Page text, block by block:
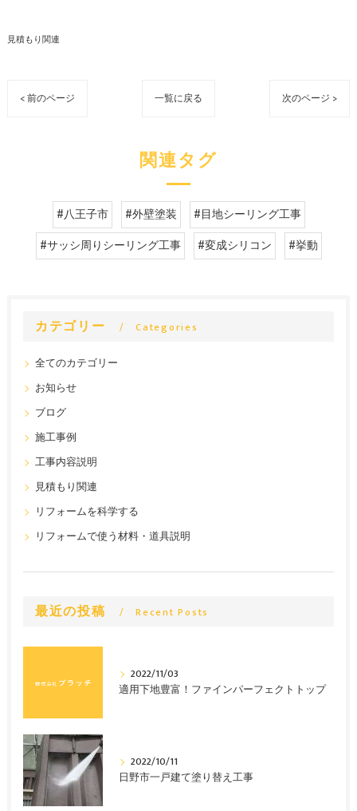
見積もり関連
< 前のページ 一覧に戻る 次のページ >
関連タグ
#八王子市 #外壁塗装
#目地シーリング工事
#サッシ周りシーリング工事
#変成シリコン #挙動
カテゴリー Categories
全てのカテゴリー
お知らせ
ブログ
施工事例
工事内容説明
見積もり関連
リフォームを科学する
リフォームで使う材料・道具説明
最近の投稿 Recent Posts
2022/11/03
適用下地豊富！ファインパーフェクトトップ
2022/10/11
日野市一戸建て塗り替え工事